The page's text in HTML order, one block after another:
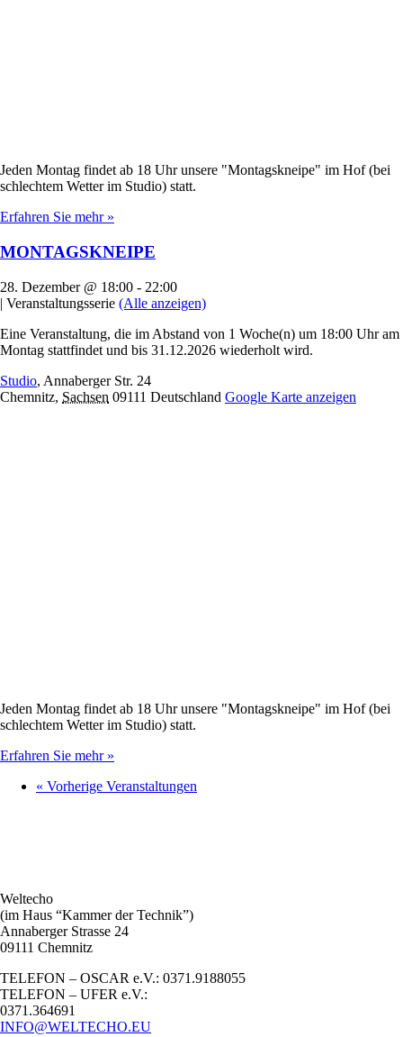
Jeden Montag findet ab 18 Uhr unsere "Montagskneipe" im Hof (bei
schlechtem Wetter im Studio) statt.
Erfahren Sie mehr »
MONTAGSKNEIPE
28. Dezember @ 18:00 - 22:00
| Veranstaltungsserie (Alle anzeigen)
Eine Veranstaltung, die im Abstand von 1 Woche(n) um 18:00 Uhr am
Montag stattfindet und bis 31.12.2026 wiederholt wird.
Studio, Annaberger Str. 24
Chemnitz, Sachsen 09111 Deutschland Google Karte anzeigen
Jeden Montag findet ab 18 Uhr unsere "Montagskneipe" im Hof (bei
schlechtem Wetter im Studio) statt.
Erfahren Sie mehr »
« Vorherige Veranstaltungen
Weltecho
(im Haus “Kammer der Technik”)
Annaberger Strasse 24
09111 Chemnitz
TELEFON – OSCAR e.V.: 0371.9188055
TELEFON – UFER e.V.:
0371.364691
INFO@WELTECHO.EU